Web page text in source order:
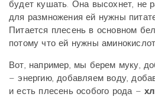
будет кушать. Она высохнет, не
для размножения ей нужны
Питается плесень в основном
потому что ей нужны
Вот, например, мы берем муку,
– энергию, добавляем воду,
и есть плесень особого рода –